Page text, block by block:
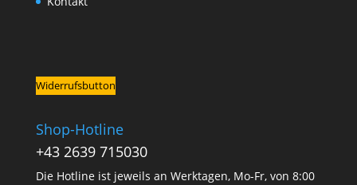
Widerrufsbutton
Shop-Hotline
+43 2639 715030
Die Hotline ist jeweils an Werktagen, Mo-Fr, von 8:00